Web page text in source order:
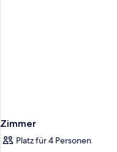
Zimmer
Platz für 4 Personen